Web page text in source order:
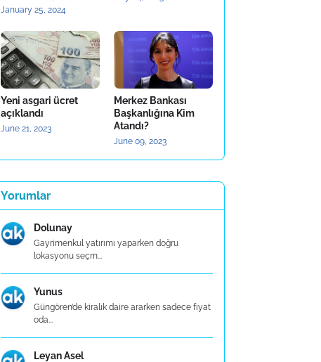
January 25, 2024
Yeni asgari ücret
açıklandı
June 21, 2023
Merkez Bankası
Başkanlığına Kim
Atandı?
June 09, 2023
Yorumlar
Dolunay
Gayrimenkul yatırımı yaparken doğru
lokasyonu seçm...
Yunus
Güngören’de kiralık daire ararken sadece fiyat
oda...
Leyan Asel